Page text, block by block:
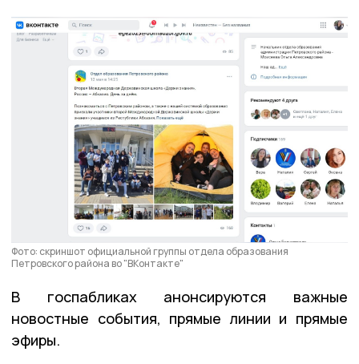
Фото: скриншот официальной группы отдела образования
Петровского района во "ВКонтакте"
В госпабликах анонсируются важные
новостные события, прямые линии и прямые
эфиры.